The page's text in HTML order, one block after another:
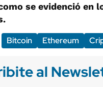
se evidenció en
Bitcoin Ethereum
al